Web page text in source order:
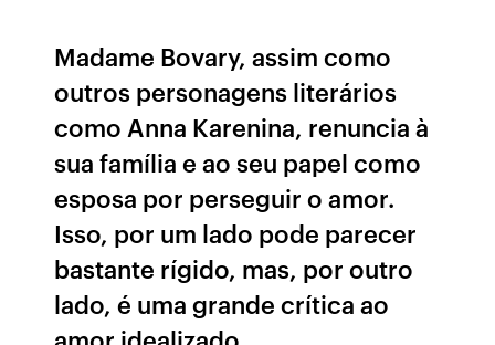
Madame Bovary, assim como
outros personagens literários
como Anna Karenina, renuncia à
sua família e ao seu papel como
esposa por perseguir o amor.
Isso, por um lado pode parecer
bastante rígido, mas, por outro
lado, é uma grande crítica ao